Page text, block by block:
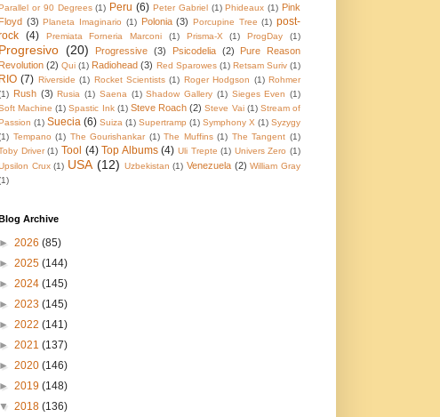
Parallel or 90 Degrees (1) Peru (6) Peter Gabriel (1) Phideaux (1) Pink
Floyd (3) Planeta Imaginario (1) Polonia (3) Porcupine Tree (1) post-
(4) Premiata Forneria Marconi (1) Prisma-X (1) ProgDay (1)
Progresivo (20) Progressive (3) Psicodelia (2)
Pure Reason
Revolution (2) Qui (1) Radiohead (3) Red Sparowes (1) Retsam Suriv (1)
RIO (7) Riverside (1) Rocket Scientists (1) Roger Hodgson (1) Rohmer
Rush (3) Rusia (1) Saena (1) Shadow Gallery (1) Sieges Even (1)
Machine (1) Spastic Ink (1) Steve Roach (2) Steve Vai (1) Stream of
Passion (1) Suecia (6) Suiza (1) Supertramp (1) Symphony X (1) Syzygy
Tempano (1) The Gourishankar (1) The Muffins (1) The Tangent (1)
Driver (1) Tool (4) Top Albums (4) Uli Trepte (1) Univers Zero (1)
Crux (1) USA (12) Uzbekistan (1) Venezuela (2) William Gray
Blog Archive
► 2026 (85)
► 2025 (144)
► 2024 (145)
► 2023 (145)
► 2022 (141)
► 2021 (137)
► 2020 (146)
► 2019 (148)
▼ 2018 (136)